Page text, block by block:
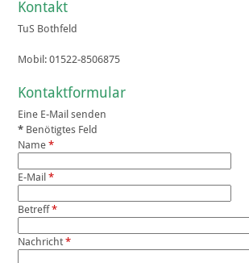
Kontakt
TuS Bothfeld
Mobil: 01522-8506875
Kontaktformular
Eine E-Mail senden
* Benötigtes Feld
Name *
E-Mail *
Betreff*
Nachricht *